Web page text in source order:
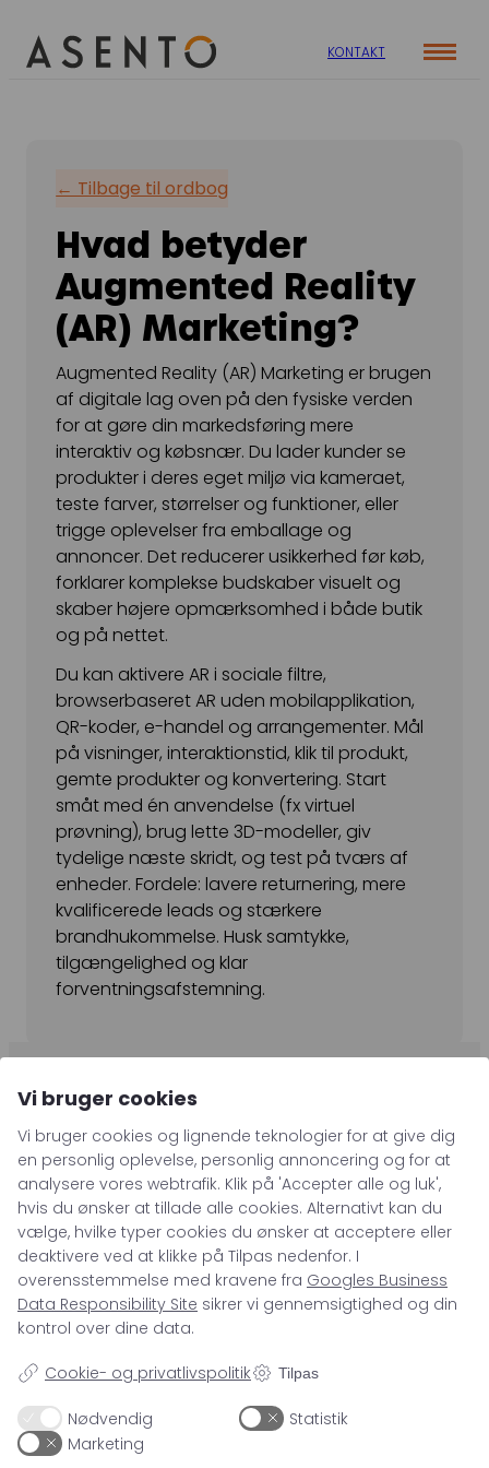
KONTAKT
ORGANIC SEARCH
SEO
GEO
Programmatic SEO
FÅ KORTLAGT DIN AI SYNLIGHED
PAID SOCIAL
Meta annoncering
Snapchat annoncering
LinkedIn annoncering
Pinterest annoncering
TikTok annoncering
PAID SEARCH
Google Ads
Display annoncering
YouTube annoncering
Google shopping
Bing Ads
E-MAIL MARKETING
Kampagnemails
TRACKING
Server-Side Tracking
Viden
Webinar
Whitepapers
Mød teamet
Karriere
Nyhedsbrev
← Tilbage til ordbog
Hvad betyder
Augmented Reality
(AR) Marketing?
Augmented Reality (AR) Marketing er brugen
af digitale lag oven på den fysiske verden
for at gøre din markedsføring mere
interaktiv og købsnær. Du lader kunder se
produkter i deres eget miljø via kameraet,
teste farver, størrelser og funktioner, eller
trigge oplevelser fra emballage og
annoncer. Det reducerer usikkerhed før køb,
forklarer komplekse budskaber visuelt og
skaber højere opmærksomhed i både butik
og på nettet.
Du kan aktivere AR i sociale filtre,
browserbaseret AR uden mobilapplikation,
QR-koder, e-handel og arrangementer. Mål
på visninger, interaktionstid, klik til produkt,
gemte produkter og konvertering. Start
småt med én anvendelse (fx virtuel
prøvning), brug lette 3D-modeller, giv
tydelige næste skridt, og test på tværs af
enheder. Fordele: lavere returnering, mere
kvalificerede leads og stærkere
brandhukommelse. Husk samtykke,
tilgængelighed og klar
forventningsafstemning.
71 99 26 04
kontakt@asento.dk
SPECIALER
Paid Social
VIDEN
Vi bruger cookies
Vi bruger cookies og lignende teknologier for at give dig
en personlig oplevelse, personlig annoncering og for at
analysere vores webtrafik. Klik på 'Accepter alle og luk',
hvis du ønsker at tillade alle cookies. Alternativt kan du
vælge, hvilke typer cookies du ønsker at acceptere eller
deaktivere ved at klikke på Tilpas nedenfor. I
overensstemmelse med kravene fra Googles Business
Data Responsibility Site sikrer vi gennemsigtighed og din
kontrol over dine data.
Cookie- og privatlivspolitik Tilpas
Nødvendig
Statistik
Marketing